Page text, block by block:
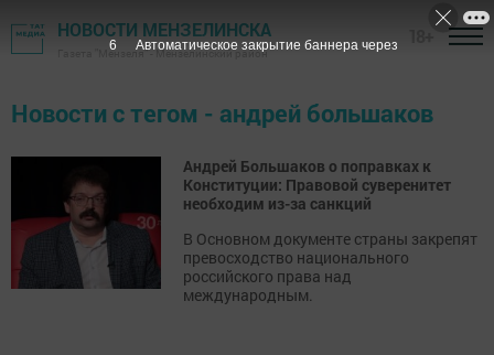
НОВОСТИ МЕНЗЕЛИНСКА
Газета "Мензеля" - Мензелинский район
Новости с тегом - андрей большаков
Андрей Большаков о поправках к
Конституции: Правовой суверенитет
необходим из-за санкций
В Основном документе страны закрепят
превосходство национального
российского права над
международным.
6 Автоматическое закрытие баннера через